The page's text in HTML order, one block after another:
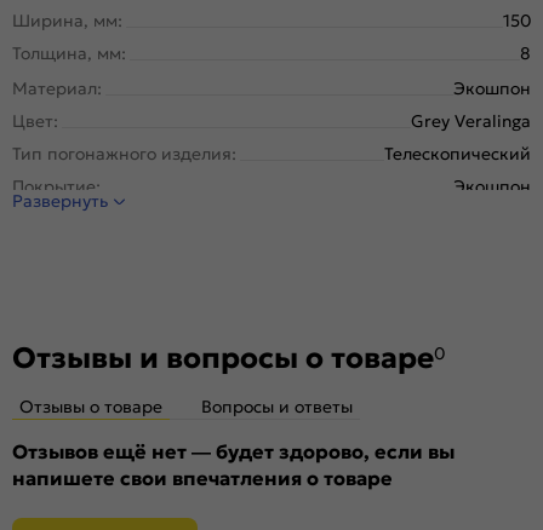
Ширина, мм:
150
Толщина, мм:
8
Материал:
Экошпон
Цвет:
Grey Veralinga
Тип погонажного изделия:
Телескопический
Покрытие:
Экошпон
Развернуть
Отзывы и вопросы о товаре0
Отзывы о товаре Вопросы и ответы
Отзывов ещё нет — будет здорово, если вы
напишете свои впечатления о товаре